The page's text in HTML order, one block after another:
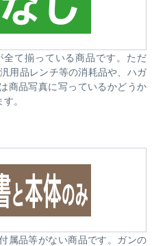
て揃っている商品です。ただ
用品レンチ等の消耗品や、ハガ
商品写真に写っているかどうか
。
属品等がない商品です。ガンの